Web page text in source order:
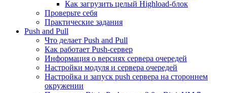
Как загрузить целый Highload-блок
Проверьте себя
Практические задания
Push and Pull
Что делает Push and Pull
Как работает Push-сервер
Информация о версиях сервера очередей
Настройки модуля и сервера очередей
Настройка и запуск push сервера на стороннем
окружении